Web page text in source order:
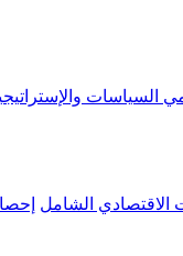
السياسات
الاقتصادي الشامل